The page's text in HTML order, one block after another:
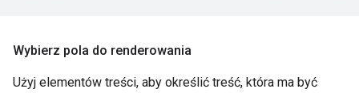
Wybierz pola do renderowania
Użyj elementów treści, aby określić treść, która ma być